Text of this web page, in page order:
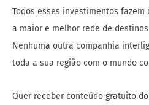
Todos esses investimentos fazem
a maior e melhor rede de
Nenhuma outra companhia
toda a sua região com o mundo
Quer receber conteúdo gratuito